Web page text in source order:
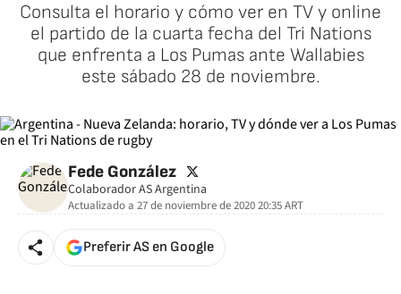
Consulta el horario y cómo ver en TV y online
el partido de la cuarta fecha del Tri Nations
que enfrenta a Los Pumas ante Wallabies
este sábado 28 de noviembre.
Fede González twitter
Colaborador AS Argentina
Actualizado a 27 de noviembre de 2020 20:35ART
Preferir AS en Google